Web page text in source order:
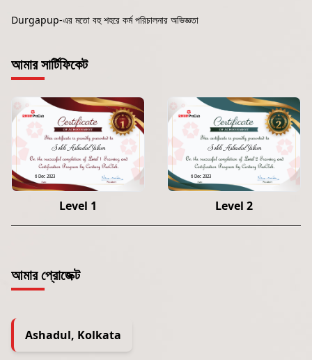
Durgapup-এর মতো বহু শহরে কর্ম পরিচালনার অভিজ্ঞতা
আমার সার্টিফিকেট
Sekh Ashadul Islam
6 Dec 2023
Level 1
Sekh Ashadul Islam
6 Dec 2023
Level 2
আমার প্রোজেক্ট
Ashadul, Kolkata